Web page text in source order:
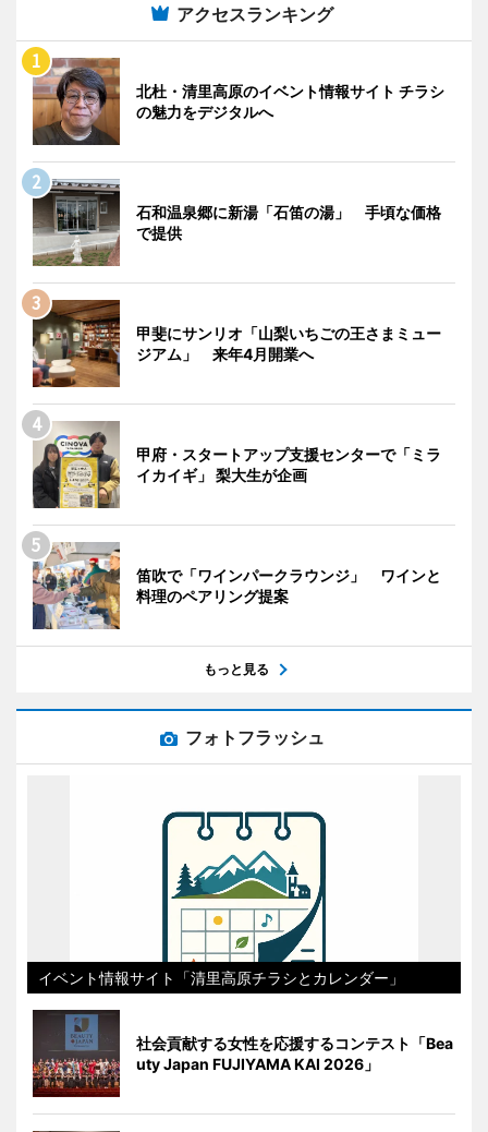
アクセスランキング
北杜・清里高原のイベント情報サイト チラシ
の魅力をデジタルへ
石和温泉郷に新湯「石笛の湯」 手頃な価格
で提供
甲斐にサンリオ「山梨いちごの王さまミュー
ジアム」 来年4月開業へ
甲府・スタートアップ支援センターで「ミラ
イカイギ」 梨大生が企画
笛吹で「ワインパークラウンジ」 ワインと
料理のペアリング提案
もっと見る
フォトフラッシュ
イベント情報サイト「清里高原チラシとカレンダー」
社会貢献する女性を応援するコンテスト「Bea
uty Japan FUJIYAMA KAI 2026」